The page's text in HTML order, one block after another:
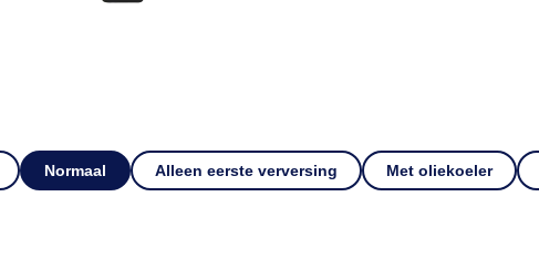
Normaal Alleen eerste verversing Met oliekoeler